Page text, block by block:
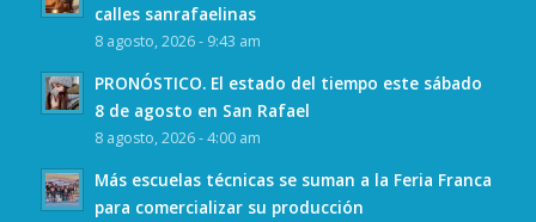
calles sanrafaelinas
8 agosto, 2026 - 9:43 am
PRONÓSTICO. El estado del tiempo este sábado
8 de agosto en San Rafael
8 agosto, 2026 - 4:00 am
Más escuelas técnicas se suman a la Feria Franca
para comercializar su producción